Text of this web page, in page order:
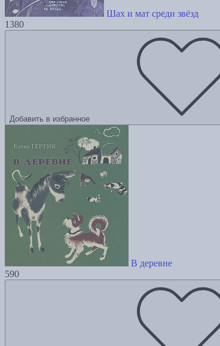
Шах и мат среди звёзд
1380
Добавить в избранное
В деревне
590